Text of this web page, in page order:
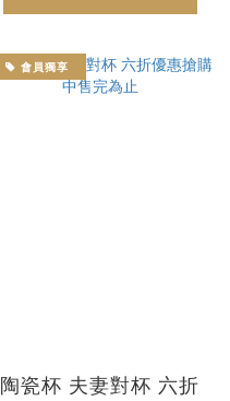
會員獨享
陶瓷杯 夫妻對杯 六折